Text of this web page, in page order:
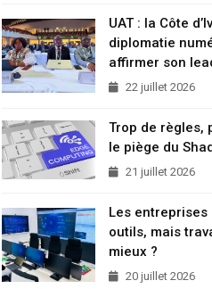
UAT : la Côte
diplomatie
affirmer son
22 juillet 2026
Trop de règles,
le piège du
21 juillet 2026
Les
outils, mais
mieux ?
20 juillet 2026